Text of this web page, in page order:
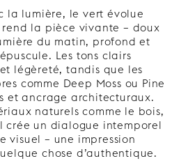
la lumière, le vert évolue
rend la pièce vivante – doux
du matin, profond et
Les tons clairs
légèreté, tandis que les
comme Deep Moss ou Pine
et ancrage architecturaux.
naturels comme le bois,
crée un dialogue intemporel
visuel – une impression
chose d’authentique.